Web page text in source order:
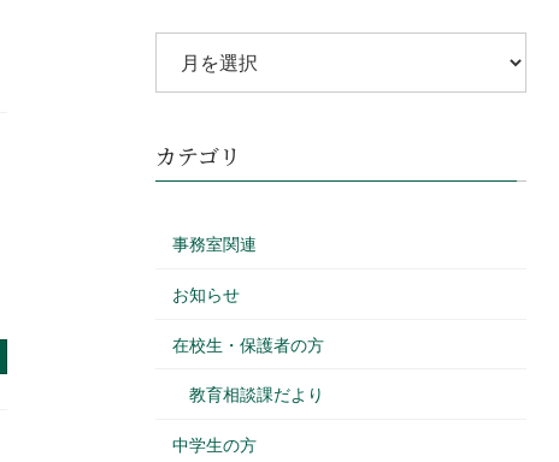
カテゴリ
事務室関連
お知らせ
在校生・保護者の方
教育相談課だより
中学生の方